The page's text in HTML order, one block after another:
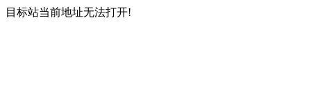
目标站当前地址无法打开!